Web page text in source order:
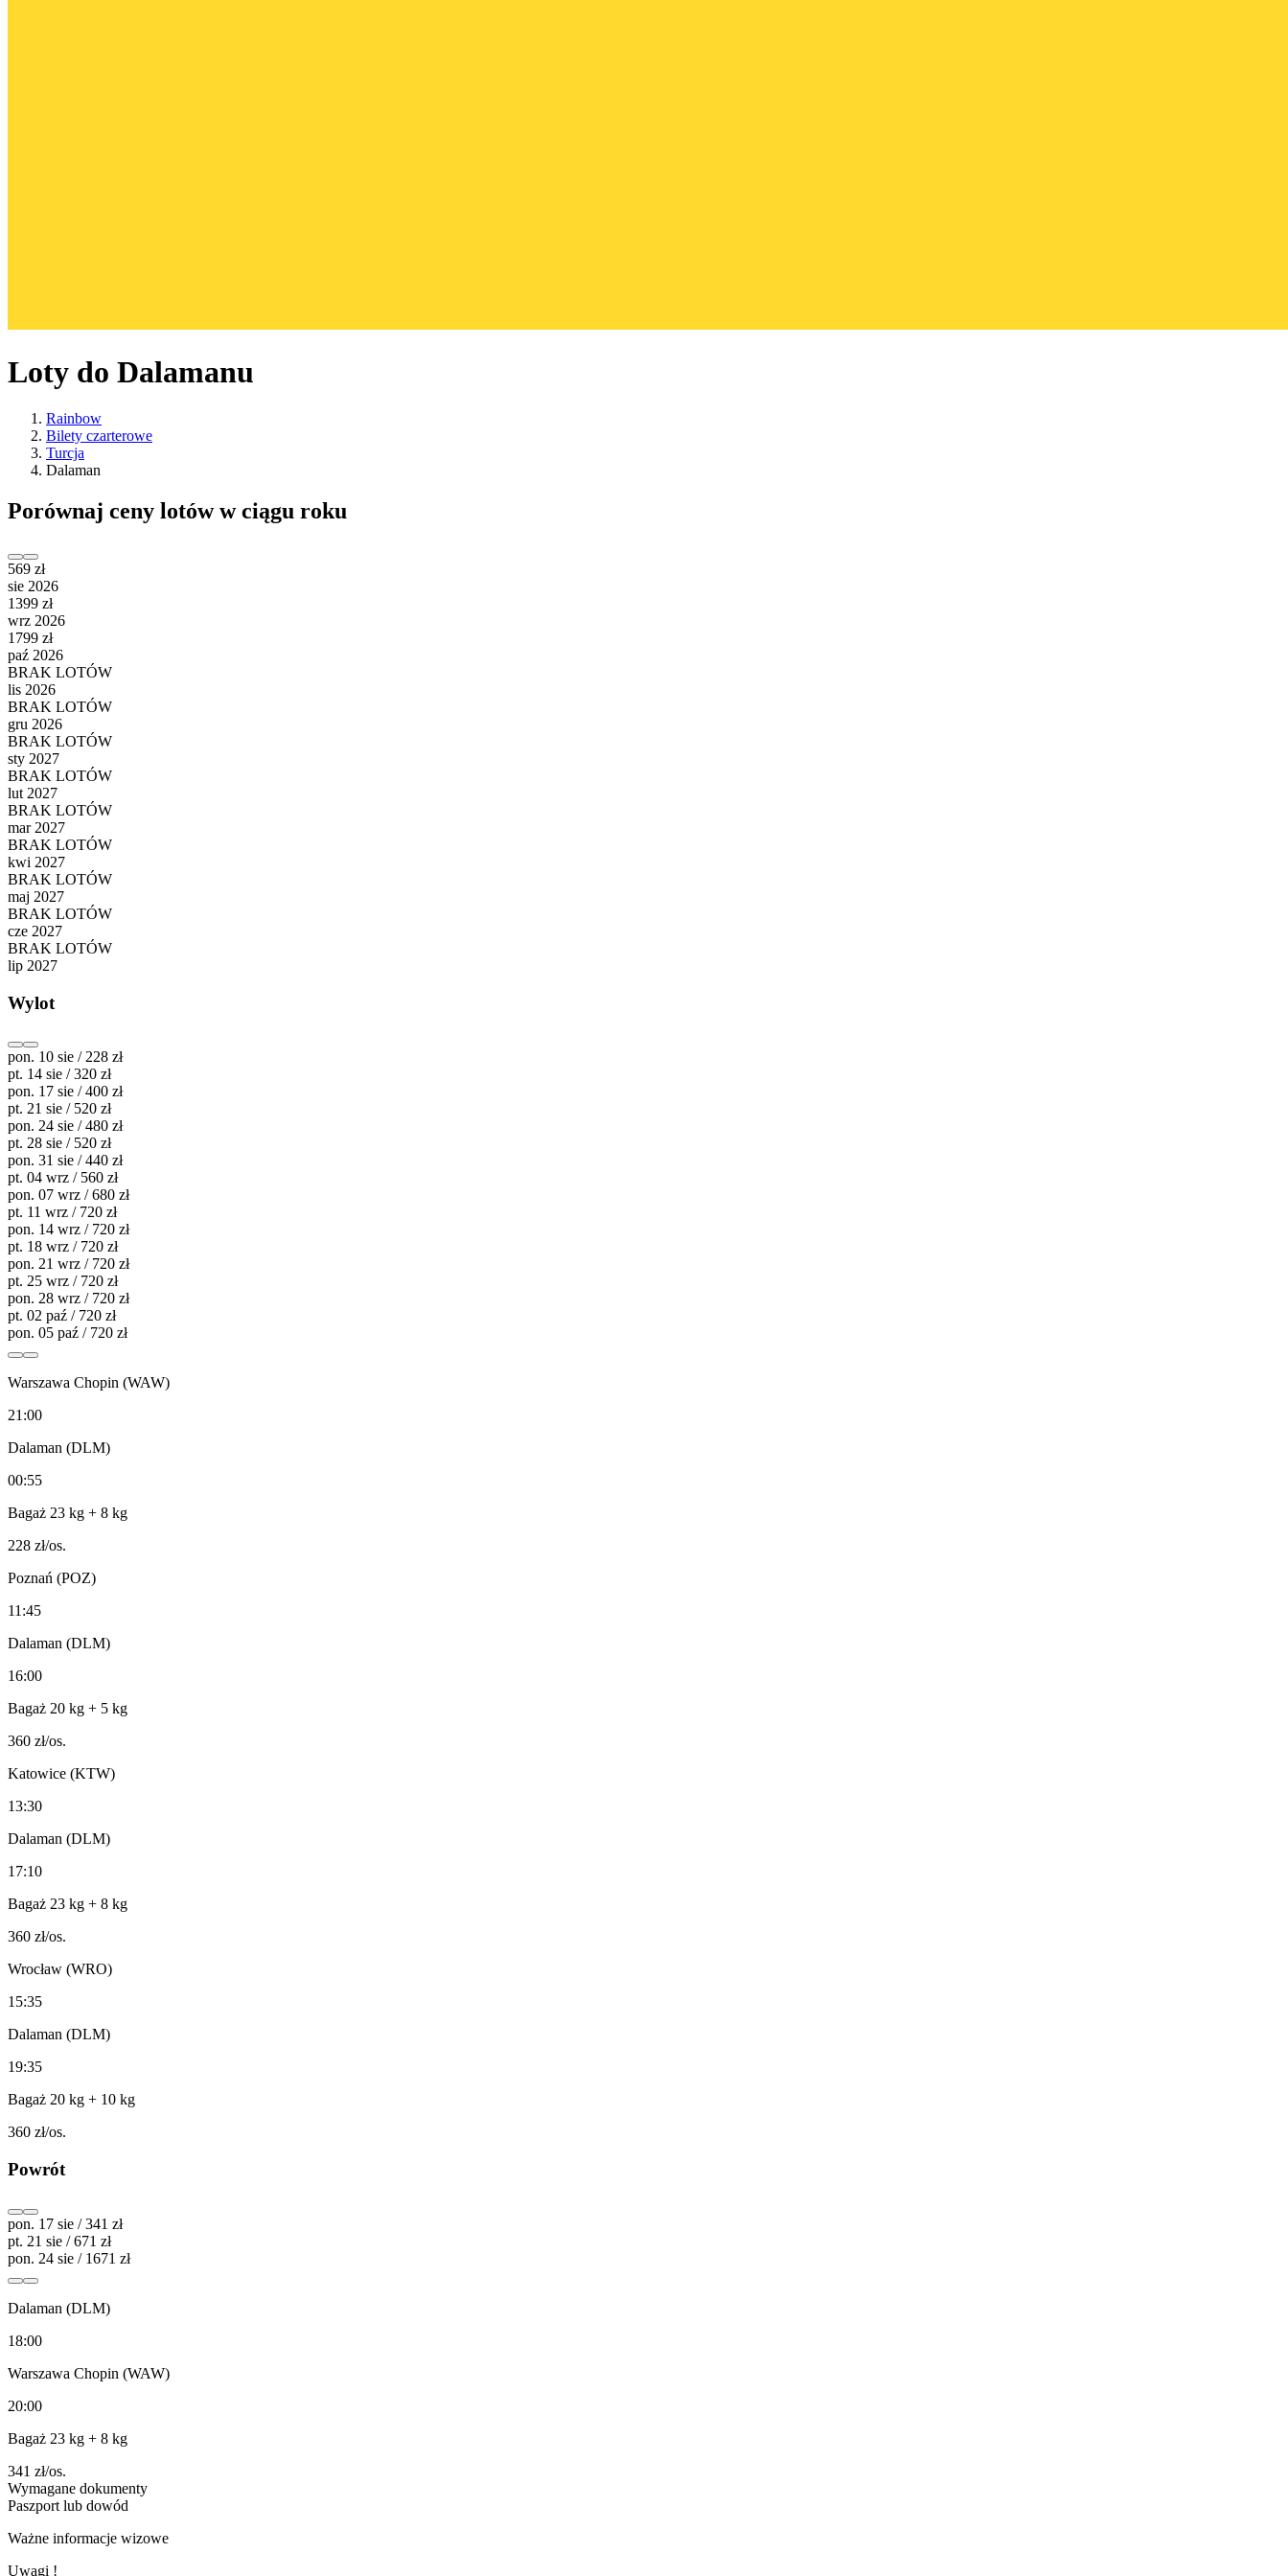
Loty do Dalamanu
Rainbow
Bilety czarterowe
Turcja
Dalaman
Porównaj ceny lotów w ciągu roku
569 zł
sie 2026
1399 zł
wrz 2026
1799 zł
paź 2026
BRAK LOTÓW
lis 2026
BRAK LOTÓW
gru 2026
BRAK LOTÓW
sty 2027
BRAK LOTÓW
lut 2027
BRAK LOTÓW
mar 2027
BRAK LOTÓW
kwi 2027
BRAK LOTÓW
maj 2027
BRAK LOTÓW
cze 2027
BRAK LOTÓW
lip 2027
Wylot
pon. 10 sie / 228 zł
pt. 14 sie / 320 zł
pon. 17 sie / 400 zł
pt. 21 sie / 520 zł
pon. 24 sie / 480 zł
pt. 28 sie / 520 zł
pon. 31 sie / 440 zł
pt. 04 wrz / 560 zł
pon. 07 wrz / 680 zł
pt. 11 wrz / 720 zł
pon. 14 wrz / 720 zł
pt. 18 wrz / 720 zł
pon. 21 wrz / 720 zł
pt. 25 wrz / 720 zł
pon. 28 wrz / 720 zł
pt. 02 paź / 720 zł
pon. 05 paź / 720 zł
Warszawa Chopin (WAW)
21:00
Dalaman (DLM)
00:55
Bagaż 23 kg + 8 kg
228 zł/os.
Poznań (POZ)
11:45
Dalaman (DLM)
16:00
Bagaż 20 kg + 5 kg
360 zł/os.
Katowice (KTW)
13:30
Dalaman (DLM)
17:10
Bagaż 23 kg + 8 kg
360 zł/os.
Wrocław (WRO)
15:35
Dalaman (DLM)
19:35
Bagaż 20 kg + 10 kg
360 zł/os.
Powrót
pon. 17 sie / 341 zł
pt. 21 sie / 671 zł
pon. 24 sie / 1671 zł
Dalaman (DLM)
18:00
Warszawa Chopin (WAW)
20:00
Bagaż 23 kg + 8 kg
341 zł/os.
Wymagane dokumenty
Paszport lub dowód
Ważne informacje wizowe
Uwagi !